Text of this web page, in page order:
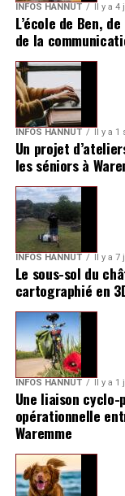
INFOS HANNUT Il y a 4
L’école de Ben,
de la
INFOS HANNUT Il y a 1
Un projet
les séniors à
INFOS HANNUT Il y a 7
Le sous-sol du
cartographié en
INFOS HANNUT Il y a 1
Une liaison
opérationnelle
Waremme